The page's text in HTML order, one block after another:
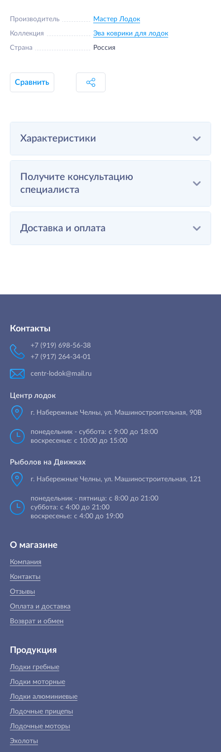
Производитель Мастер Лодок
Коллекция Эва коврики для лодок
Страна Россия
Сравнить
Характеристики
Получите консультацию
специалиста
Доставка и оплата
Контакты
+7 (919) 698-56-38
+7 (917) 264-34-01
centr-lodok@mail.ru
Центр лодок
г. Набережные Челны, ул. Машиностроительная, 90B
понедельник - суббота: с 9:00 до 18:00
воскресенье: с 10:00 до 15:00
Рыболов на Движках
г. Набережные Челны, ул. Машиностроительная, 121
понедельник - пятница: с 8:00 до 21:00
суббота: с 4:00 до 21:00
воскресенье: с 4:00 до 19:00
О магазине
Компания
Контакты
Отзывы
Оплата и доставка
Возврат и обмен
Продукция
Лодки гребные
Лодки моторные
Лодки алюминиевые
Лодочные прицепы
Лодочные моторы
Эхолоты